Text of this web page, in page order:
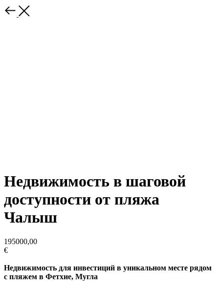
Недвижимость в шаговой
доступности от пляжа
Чалыш
195000,00
€
Недвижимость для инвестиций в уникальном месте рядом
с пляжем в Фетхие, Мугла